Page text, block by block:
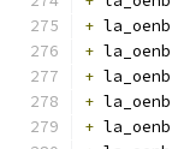
+ la_oenb
+ la_oenb
+ la_oenb
+ la_oenb
+ la_oenb